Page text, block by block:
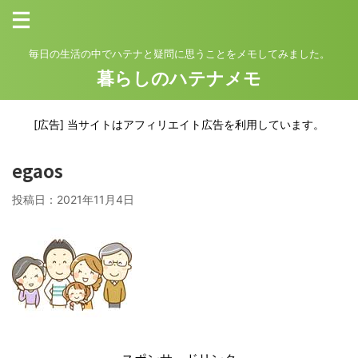
毎日の生活の中でハテナと疑問に思うことをメモしてみました。
暮らしのハテナメモ
[広告] 当サイトはアフィリエイト広告を利用しています。
egaos
投稿日： 2021年11月4日